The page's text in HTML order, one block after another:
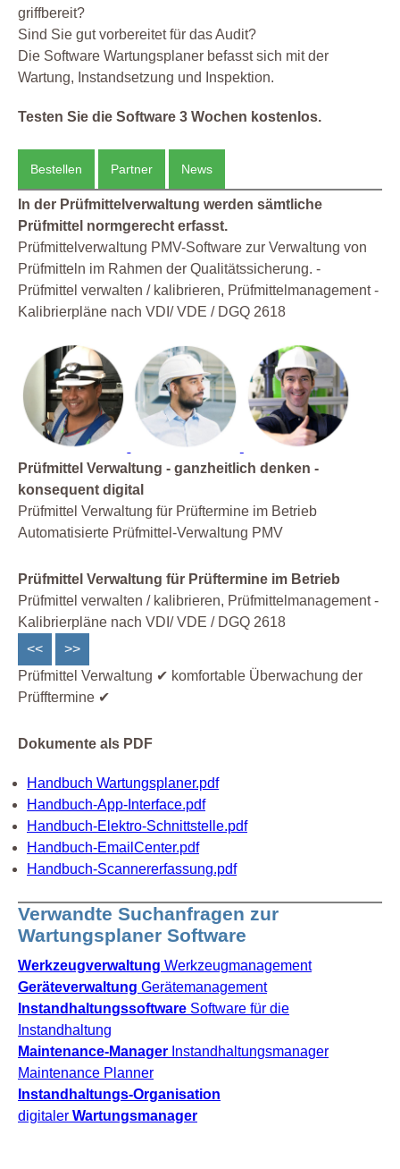
griffbereit?
Sind Sie gut vorbereitet für das Audit?
Die Software Wartungsplaner befasst sich mit der
Wartung, Instandsetzung und Inspektion.
Testen Sie die Software 3 Wochen kostenlos.
Bestellen Partner News
In der Prüfmittelverwaltung werden sämtliche
Prüfmittel normgerecht erfasst.
Prüfmittelverwaltung PMV-Software zur Verwaltung von
Prüfmitteln im Rahmen der Qualitätssicherung. -
Prüfmittel verwalten / kalibrieren, Prüfmittelmanagement -
Kalibrierpläne nach VDI/ VDE / DGQ 2618
Prüfmittel Verwaltung - ganzheitlich denken -
konsequent digital
Prüfmittel Verwaltung für Prüftermine im Betrieb
Automatisierte Prüfmittel-Verwaltung PMV
Prüfmittel Verwaltung für Prüftermine im Betrieb
Prüfmittel verwalten / kalibrieren, Prüfmittelmanagement -
Kalibrierpläne nach VDI/ VDE / DGQ 2618
<<
>>
Prüfmittel Verwaltung ✔ komfortable Überwachung der
Prüfftermine ✔
Dokumente als PDF
Handbuch Wartungsplaner.pdf
Handbuch-App-Interface.pdf
Handbuch-Elektro-Schnittstelle.pdf
Handbuch-EmailCenter.pdf
Handbuch-Scannererfassung.pdf
Verwandte Suchanfragen zur
Wartungsplaner Software
Werkzeugverwaltung Werkzeugmanagement
Geräteverwaltung Gerätemanagement
Instandhaltungssoftware Software für die
Instandhaltung
Maintenance-Manager Instandhaltungsmanager
Maintenance Planner
Instandhaltungs-Organisation
digitaler Wartungsmanager